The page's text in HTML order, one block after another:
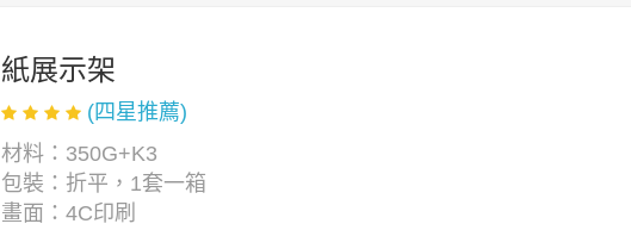
紙展示架
(四星推薦)
材料：350G+K3
包裝：折平，1套一箱
畫面：4C印刷